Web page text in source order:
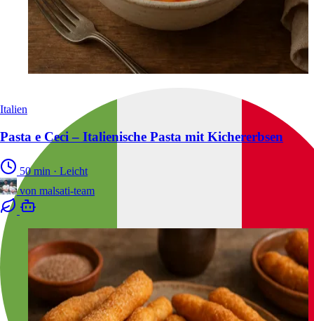
Italien
Pasta e Ceci – Italienische Pasta mit Kichererbsen
50 min · Leicht
von malsati-team